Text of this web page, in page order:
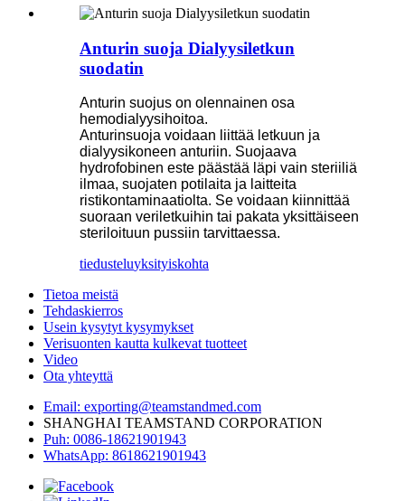
Anturin suoja Dialyysiletkun
suodatin
Anturin suojus on olennainen osa
hemodialyysihoitoa.
Anturinsuoja voidaan liittää letkuun ja
dialyysikoneen anturiin. Suojaava
hydrofobinen este päästää läpi vain steriiliä
ilmaa, suojaten potilaita ja laitteita
ristikontaminaatiolta. Se voidaan kiinnittää
suoraan veriletkuihin tai pakata yksittäiseen
steriloituun pussiin tarvittaessa.
tiedusteluyksityiskohta
Tietoa meistä
Tehdaskierros
Usein kysytyt kysymykset
Verisuonten kautta kulkevat tuotteet
Video
Ota yhteyttä
Email: exporting@teamstandmed.com
SHANGHAI TEAMSTAND CORPORATION
Puh: 0086-18621901943
WhatsApp: 8618621901943